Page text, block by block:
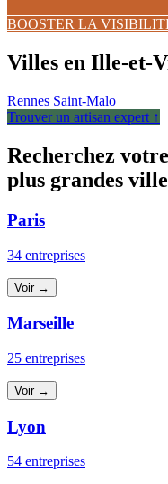
BOOSTER LA
Villes en Ille-et-
Rennes Saint-Malo
Trouver un artisan expert ↑
Recherchez
plus grandes
Paris
34 entreprises
Voir →
Marseille
25 entreprises
Voir →
Lyon
54 entreprises